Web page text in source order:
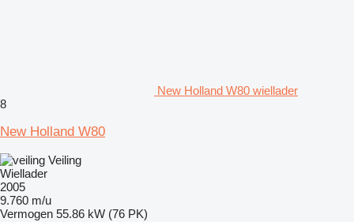
New Holland W80 wiellader
8
New Holland W80
Veiling
Wiellader
2005
9.760 m/u
Vermogen 55.86 kW (76 PK)